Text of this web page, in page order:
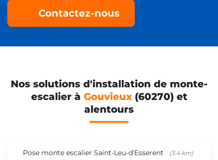
Contactez-nous
Nos solutions d'installation de monte-
escalier à Gouvieux(60270) et
alentours
Pose monte escalier Saint-Leu-d'Esserent (3.4 km)